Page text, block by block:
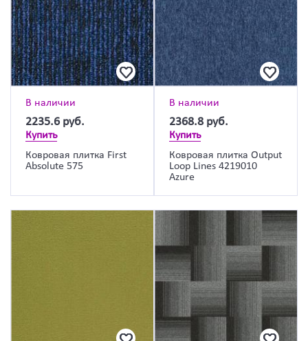
В наличии
2235.6 руб.
Купить
Ковровая плитка First
Absolute 575
В наличии
2368.8 руб.
Купить
Ковровая плитка Output
Loop Lines 4219010
Azure